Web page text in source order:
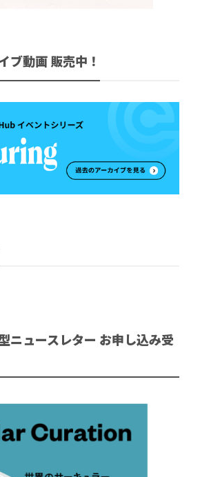
ブ動画 販売中！
ニュースレター お申し込み受